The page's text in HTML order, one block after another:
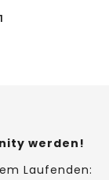
werden!
Laufenden: